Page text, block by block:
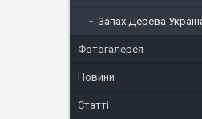
Запах Дерева
Фотогалерея
Новини
Статті